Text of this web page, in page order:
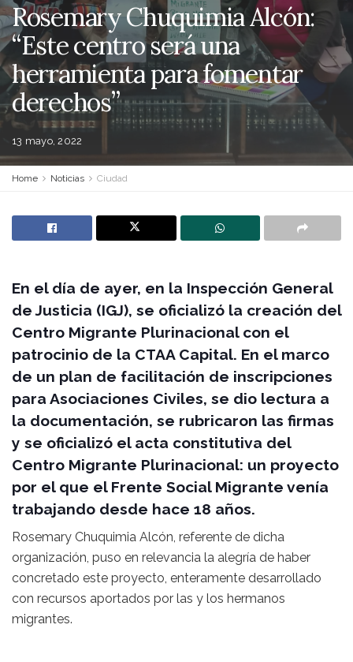
Rosemary Chuquimia Alcón:
“Este centro será una
herramienta para fomentar
derechos”
13 mayo, 2022
Home Noticias Ciudad
En el día de ayer, en la Inspección General
de Justicia (IGJ), se oficializó la creación del
Centro Migrante Plurinacional con el
patrocinio de la CTAA Capital. En el marco
de un plan de facilitación de inscripciones
para Asociaciones Civiles, se dio lectura a
la documentación, se rubricaron las firmas
y se oficializó el acta constitutiva del
Centro Migrante Plurinacional: un proyecto
por el que el Frente Social Migrante venía
trabajando desde hace 18 años.
Rosemary Chuquimia Alcón, referente de dicha
organización, puso en relevancia la alegría de haber
concretado este proyecto, enteramente desarrollado
con recursos aportados por las y los hermanos
migrantes.